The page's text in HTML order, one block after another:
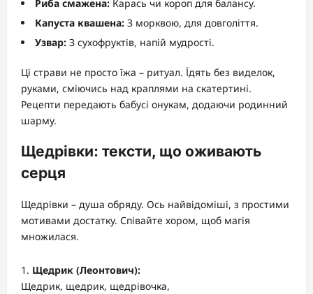
Риба смажена: Карась чи короп для балансу.
Капуста квашена: З морквою, для довголіття.
Узвар: З сухофруктів, напій мудрості.
Ці страви не просто їжа – ритуал. Їдять без виделок,
руками, сміючись над краплями на скатертині.
Рецепти передають бабусі онукам, додаючи родинний
шарму.
Щедрівки: тексти, що оживають
серця
Щедрівки – душа обряду. Ось найвідоміші, з простими
мотивами достатку. Співайте хором, щоб магія
множилася.
Щедрик (Леонтович):
Щедрик, щедрик, щедрівочка,